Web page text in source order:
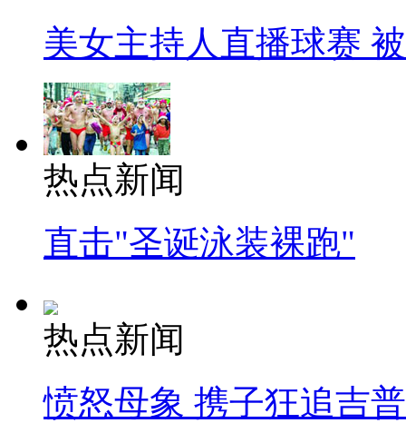
美女主持人直播球赛
热点新闻
直击"圣诞泳装裸跑"
热点新闻
愤怒母象 携子狂追吉